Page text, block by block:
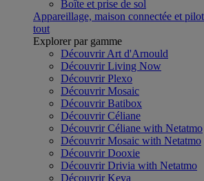
Boîte et prise de sol
Appareillage, maison connectée et
tout
Explorer par gamme
Découvrir Art d'Arnould
Découvrir Living Now
Découvrir Plexo
Découvrir Mosaic
Découvrir Batibox
Découvrir Céliane
Découvrir Céliane with Netatmo
Découvrir Mosaic with Netatmo
Découvrir Dooxie
Découvrir Drivia with Netatmo
Découvrir Keva